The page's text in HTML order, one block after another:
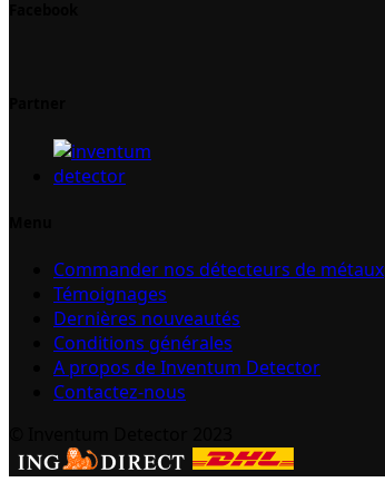
Commander nos détecteurs de métaux
Témoignages
Dernières nouveautés
Conditions générales
A propos de Inventum Detector
Contactez-nous